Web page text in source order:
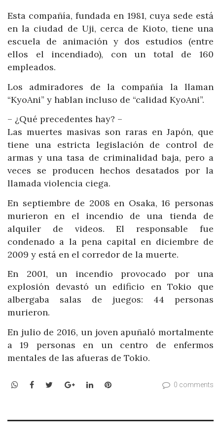
Esta compañía, fundada en 1981, cuya sede está
en la ciudad de Uji, cerca de Kioto, tiene una
escuela de animación y dos estudios (entre
ellos el incendiado), con un total de 160
empleados.
Los admiradores de la compañía la llaman
“KyoAni” y hablan incluso de “calidad KyoAni”.
– ¿Qué precedentes hay? –
Las muertes masivas son raras en Japón, que
tiene una estricta legislación de control de
armas y una tasa de criminalidad baja, pero a
veces se producen hechos desatados por la
llamada violencia ciega.
En septiembre de 2008 en Osaka, 16 personas
murieron en el incendio de una tienda de
alquiler de videos. El responsable fue
condenado a la pena capital en diciembre de
2009 y está en el corredor de la muerte.
En 2001, un incendio provocado por una
explosión devastó un edificio en Tokio que
albergaba salas de juegos: 44 personas
murieron.
En julio de 2016, un joven apuñaló mortalmente
a 19 personas en un centro de enfermos
mentales de las afueras de Tokio.
WhatsApp
Facebook
TwitterGoogle+LinkedInPinterest 0 comments